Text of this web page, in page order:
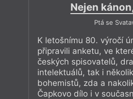
Nejen
Ptá se
K letošnímu 80. výročí
připravili anketu, ve
českých spisovatelů,
intelektuálů, tak i
bohemistů, zda a
Čapkovo dílo i v